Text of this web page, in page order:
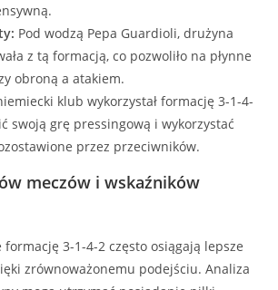
Pod wodzą Pepa Guardioli, drużyna
z tą formacją, co pozwoliło na płynne
obroną a atakiem.
klub wykorzystał formację 3-1-4-
swoją grę pressingową i wykorzystać
przez przeciwników.
meczów i wskaźników
3-1-4-2 często osiągają lepsze
zrównoważonemu podejściu. Analiza